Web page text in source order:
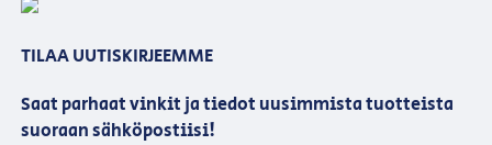
TILAA UUTISKIRJEEMME
Saat parhaat vinkit ja tiedot uusimmista tuotteista
suoraan sähköpostiisi!